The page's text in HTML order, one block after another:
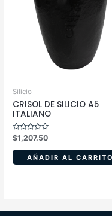
Silicio
CRISOL DE SILICIO A5
ITALIANO
Valorado
en
0
5
$1,207.50
AÑADIR AL CARRITO